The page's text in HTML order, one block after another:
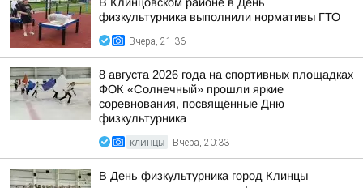
физкультурника выполнили нормативы ГТО
Вчера, 21:36
8 августа 2026 года на спортивных площадках
ФОК «Солнечный» прошли яркие
соревнования, посвящённые Дню
физкультурника
КЛИНЦЫ Вчера, 20:33
В День физкультурника город Клинцы